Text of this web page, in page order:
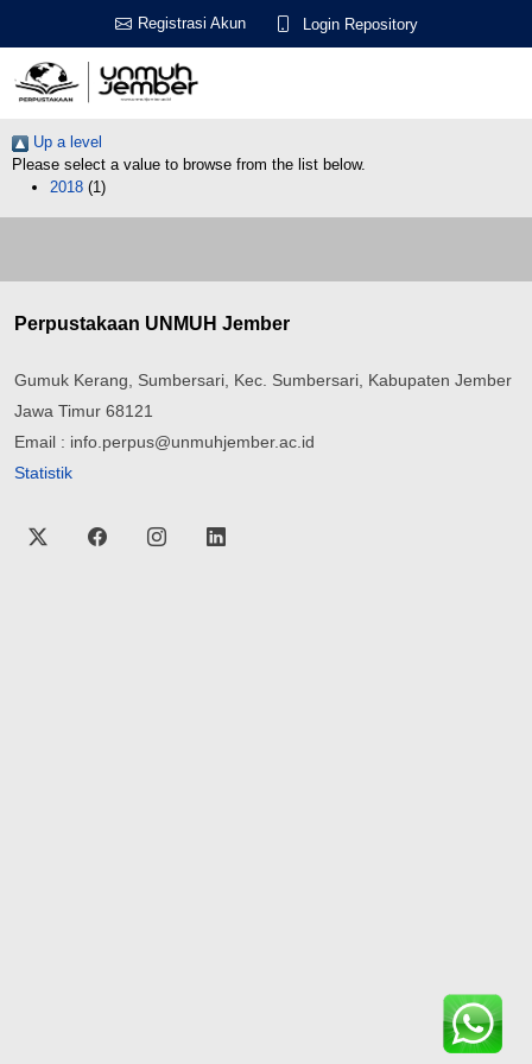
Registrasi Akun Login Repository
Up a level
Please select a value to browse from the list below.
2018 (1)
Perpustakaan UNMUH Jember
Gumuk Kerang, Sumbersari, Kec. Sumbersari, Kabupaten Jember
Jawa Timur 68121
Email : info.perpus@unmuhjember.ac.id
Statistik